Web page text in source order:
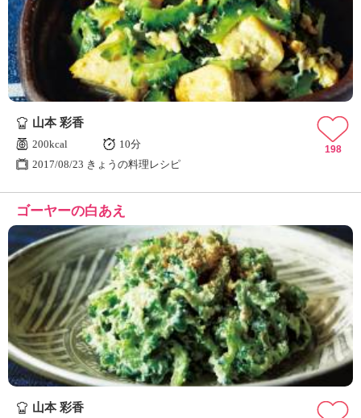
ュ
ケ
ー
シ
ョ
ナ
ん
の
ょ
う
の
料
理
」
山本 彩香
200kcal
10分
2017/08/23 きょうの料理レシピ
198
ゴーヤーの白あえ
山本 彩香